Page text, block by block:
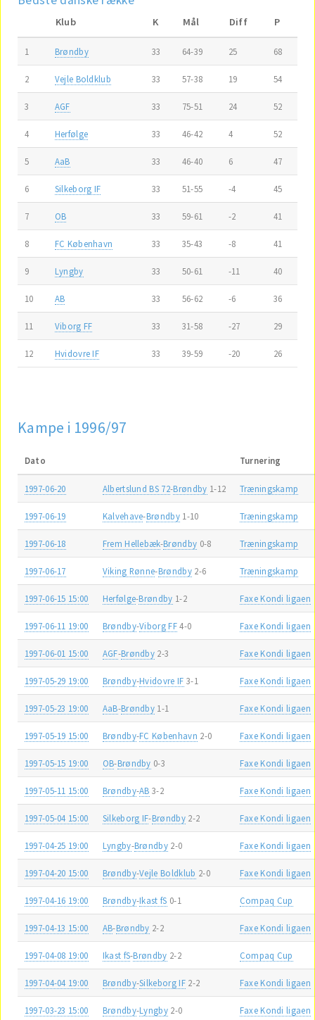
Klub K Mål Diff P
1 Brøndby 33 64-39 25 68
2 Vejle Boldklub 33 57-38 19 54
3 AGF 33 75-51 24 52
4 Herfølge 33 46-42 4 52
5 AaB 33 46-40 6 47
6 Silkeborg IF 33 51-55 -4 45
7 OB 33 59-61 -2 41
8 FC København 33 35-43 -8 41
9 Lyngby 33 50-61 -11 40
10 AB 33 56-62 -6 36
11 Viborg FF 33 31-58 -27 29
12 Hvidovre IF 33 39-59 -20 26
Kampe i 1996/97
Dato Turnering
1997-06-20 Albertslund BS 72-Brøndby 1-12 Træningskamp
1997-06-19 Kalvehave-Brøndby 1-10 Træningskamp
1997-06-18 Frem Hellebæk-Brøndby 0-8 Træningskamp
1997-06-17 Viking Rønne-Brøndby 2-6 Træningskamp
1997-06-15 15:00 Herfølge-Brøndby 1-2 Faxe Kondi ligaen
1997-06-11 19:00 Brøndby-Viborg FF4-0 Faxe Kondi ligaen
1997-06-01 15:00 AGF-Brøndby 2-3 Faxe Kondi ligaen
1997-05-29 19:00 Brøndby-Hvidovre IF 3-1 Faxe Kondi ligaen
1997-05-23 19:00 AaB-Brøndby 1-1 Faxe Kondi ligaen
1997-05-19 15:00 Brøndby-FC København 2-0 Faxe Kondi ligaen
1997-05-15 19:00 OB-Brøndby 0-3 Faxe Kondi ligaen
1997-05-11 15:00 Brøndby-AB 3-2 Faxe Kondi ligaen
1997-05-04 15:00 Silkeborg IF-Brøndby 2-2 Faxe Kondi ligaen
1997-04-25 19:00 Lyngby-Brøndby 2-0 Faxe Kondi ligaen
1997-04-20 15:00 Brøndby-Vejle Boldklub 2-0 Faxe Kondi ligaen
1997-04-16 19:00 Brøndby-Ikast fS 0-1 Compaq Cup
1997-04-13 15:00 AB-Brøndby 2-2 Faxe Kondi ligaen
1997-04-08 19:00 Ikast fS-Brøndby 2-2 Compaq Cup
1997-04-04 19:00 Brøndby-Silkeborg IF 2-2 Faxe Kondi ligaen
1997-03-23 15:00 Brøndby-Lyngby 2-0 Faxe Kondi ligaen